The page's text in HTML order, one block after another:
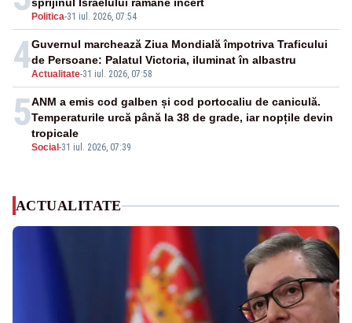
Politica-31 iul. 2026, 07:54
4Actualitate-31 iul. 2026, 07:58
Guvernul marchează Ziua Mondială împotriva Traficului
de Persoane: Palatul Victoria, iluminat în albastru
5
Social -31 iul. 2026, 07:39
ANM a emis cod galben și cod portocaliu de caniculă.
Temperaturile urcă până la 38 de grade, iar nopțile devin
tropicale
ACTUALITATE